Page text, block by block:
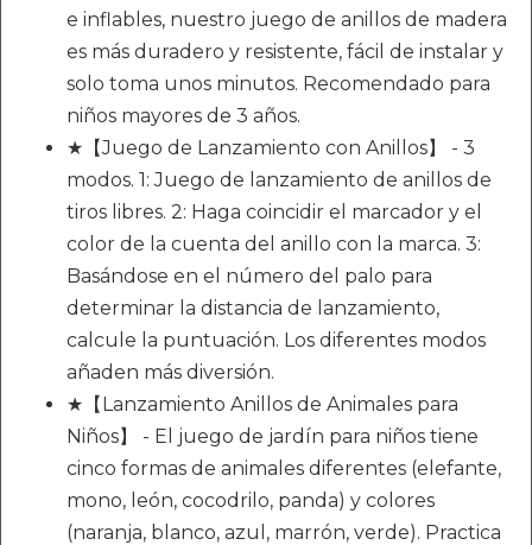
e inflables, nuestro juego de anillos de madera
es más duradero y resistente, fácil de instalar y
solo toma unos minutos. Recomendado para
niños mayores de 3 años.
★【Juego de Lanzamiento con Anillos】 - 3
modos. 1: Juego de lanzamiento de anillos de
tiros libres. 2: Haga coincidir el marcador y el
color de la cuenta del anillo con la marca. 3:
Basándose en el número del palo para
determinar la distancia de lanzamiento,
calcule la puntuación. Los diferentes modos
añaden más diversión.
★【Lanzamiento Anillos de Animales para
Niños】 - El juego de jardín para niños tiene
cinco formas de animales diferentes (elefante,
mono, león, cocodrilo, panda) y colores
(naranja, blanco, azul, marrón, verde). Practica